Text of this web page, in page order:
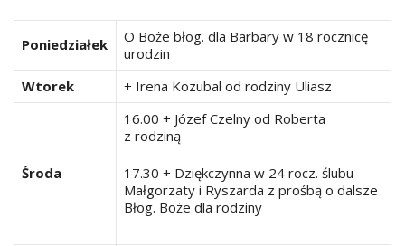
Poniedziałek
O Boże błog. dla Barbary w 18 rocznicę
urodzin
Wtorek
+ Irena Kozubal od rodziny Uliasz
Środa
16.00 + Józef Czelny od Roberta
z rodziną
17.30 + Dziękczynna w 24 rocz. ślubu
Małgorzaty i Ryszarda z prośbą o dalsze
Błog. Boże dla rodziny